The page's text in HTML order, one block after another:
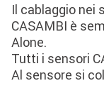
Il cablaggio nei
CASAMBI è
Alone.
Tutti i sensori
Al sensore si